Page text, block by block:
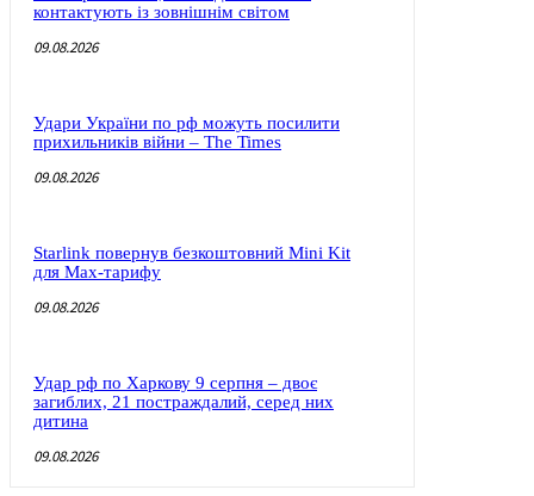
контактують із зовнішнім світом
09.08.2026
Удари України по рф можуть посилити
прихильників війни – The Times
09.08.2026
Starlink повернув безкоштовний Mini Kit
для Max-тарифу
09.08.2026
Удар рф по Харкову 9 серпня – двоє
загиблих, 21 постраждалий, серед них
дитина
09.08.2026